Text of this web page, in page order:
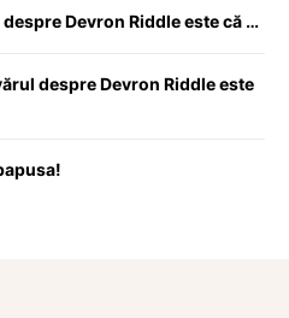
Devron Riddle este că …
despre Devron Riddle este